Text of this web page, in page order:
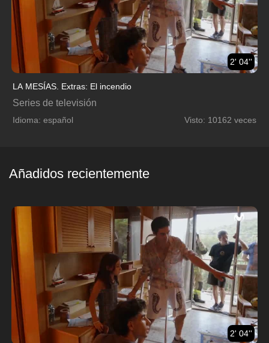
2' 04''
LA MESÍAS. Extras: El incendio
Series de televisión
Idioma: español Visto: 10162 veces
Añadidos recientemente
2' 04''